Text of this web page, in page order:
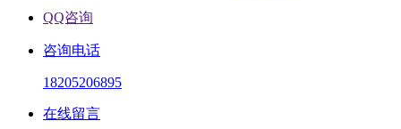
QQ咨询
咨询电话
18205206895
在线留言